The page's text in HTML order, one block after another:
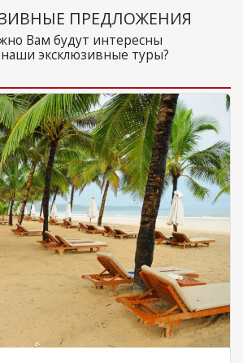
ПРЕДЛОЖЕНИЯ
Вам будут интересны
эксклюзивные туры?